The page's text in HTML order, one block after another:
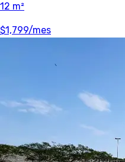
12 m²
$1,799/mes